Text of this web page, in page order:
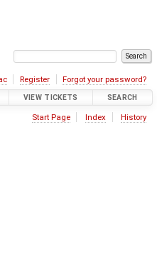
Register Forgot your password?
VIEW TICKETS SEARCH
Start Page Index History